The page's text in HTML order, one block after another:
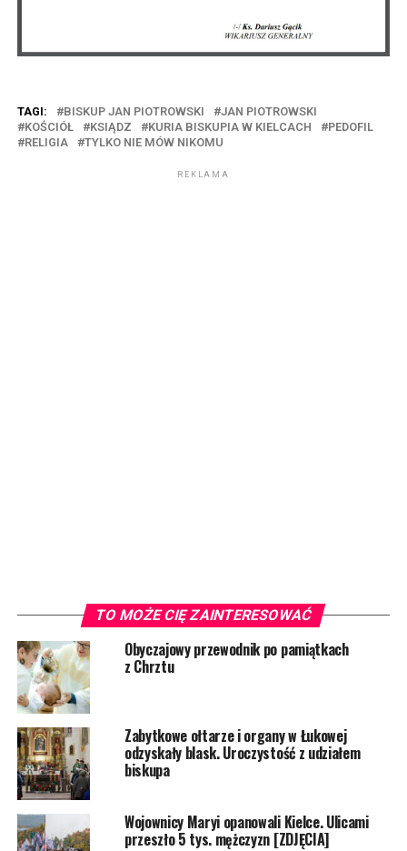
TAGI: BISKUP JAN PIOTROWSKI
JAN PIOTROWSKI
KOŚCIÓŁ
KSIĄDZ KURIA BISKUPIA W KIELCACH
PEDOFIL
RELIGIA
TYLKO NIE MÓW NIKOMU
REKLAMA
TO MOŻE CIĘ ZAINTERESOWAĆ
Obyczajowy przewodnik po pamiątkach
z Chrztu
Zabytkowe ołtarze i organy w Łukowej
odzyskały blask. Uroczystość z udziałem
biskupa
Wojownicy Maryi opanowali Kielce. Ulicami
przeszło 5 tys. mężczyzn [ZDJĘCIA]